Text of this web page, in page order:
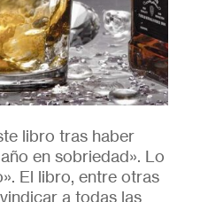
libro tras haber
en sobriedad». Lo
El libro, entre otras
a todas las